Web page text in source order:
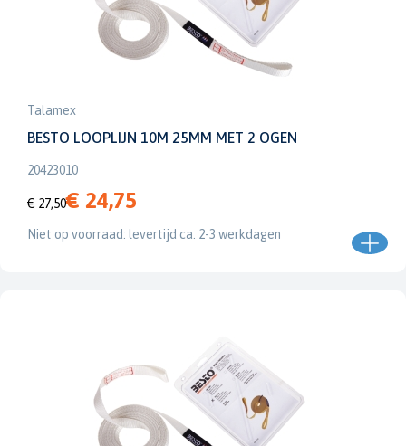
Talamex
BESTO LOOPLIJN 10M 25MM MET 2 OGEN
20423010
€ 27,50€ 24,75
Niet op voorraad: levertijd ca. 2-3 werkdagen